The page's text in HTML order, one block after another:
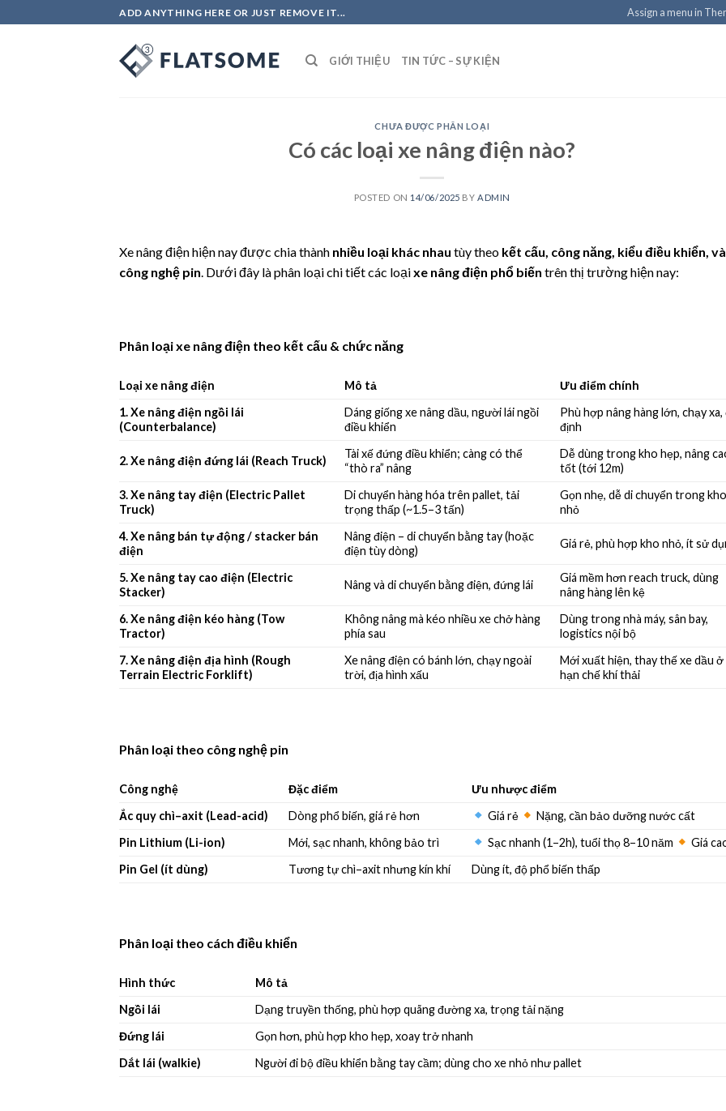
to
ADD ANYTHING HERE OR JUST REMOVE IT... Assign a menu in
GIỚI THIỆU TIN TỨC – SỰ KIỆN
CHƯA ĐƯỢC PHÂN LOẠI
Có các loại xe nâng điện nào?
POSTED ON 14/06/2025 BY ADMIN
Xe nâng điện hiện nay được chia thành nhiều loại khác nhau tùy theo kết cấu, công năng, kiểu điều khiển, và
công nghệ pin . Dưới đây là phân loại chi tiết các loạixe nâng điện phổ biến trên thị trường hiện nay:
Phân loại xe nâng điện theo kết cấu & chức năng
Loại xe nâng điện Mô tả
Ưu điểm chính
1. Xe nâng điện ngồi lái
(Counterbalance)
Dáng giống xe nâng dầu, người lái ngồi
điều khiển
Phù hợp nâng hàng lớn, chạy xa,
định
2. Xe nâng điện đứng lái (Reach Truck)
Tài xế đứng điều khiển; càng có thể
“thò ra” nâng
Dễ dùng trong kho hẹp, nâng
tốt (tới 12m)
3. Xe nâng tay điện (Electric Pallet
Truck)
Di chuyển hàng hóa trên pallet, tải
trọng thấp (~1.5–3 tấn)
Gọn nhẹ, dễ di chuyển trong
nhỏ
4. Xe nâng bán tự động / stacker bán
điện
Nâng điện – di chuyển bằng tay (hoặc
điện tùy dòng)
Giá rẻ, phù hợp kho nhỏ, ít sử
5. Xe nâng tay cao điện (Electric
Stacker)
Nâng và di chuyển bằng điện, đứng lái
Giá mềm hơn reach truck, dùng
nâng hàng lên kệ
6. Xe nâng điện kéo hàng (Tow
Tractor)
Không nâng mà kéo nhiều xe chở hàng
phía sau
Dùng trong nhà máy, sân bay,
logistics nội bộ
7. Xe nâng điện địa hình (Rough
Terrain Electric Forklift)
Xe nâng điện có bánh lớn, chạy ngoài
trời, địa hình xấu
Mới xuất hiện, thay thế xe dầu
hạn chế khí thải
Phân loại theo công nghệ pin
Công nghệ Đặc điểm
Ưu nhược điểm
Ắc quy chì–axit (Lead-acid)
Dòng phổ biến, giá rẻ hơn Giá rẻ
Nặng, cần bảo dưỡng nước cất
Pin Lithium (Li-ion)
Mới, sạc nhanh, không bảo trì Sạc nhanh (1–2h), tuổi thọ 8–10 năm
Giá
Pin Gel (ít dùng)
Tương tự chì–axit nhưng kín khí Dùng ít, độ phổ biến thấp
Phân loại theo cách điều khiển
Hình thức
Mô tả
Ngồi lái
Dạng truyền thống, phù hợp quãng đường xa, trọng tải nặng
Đứng lái
Gọn hơn, phù hợp kho hẹp, xoay trở nhanh
Dắt lái (walkie)
Người đi bộ điều khiển bằng tay cầm; dùng cho xe nhỏ như pallet